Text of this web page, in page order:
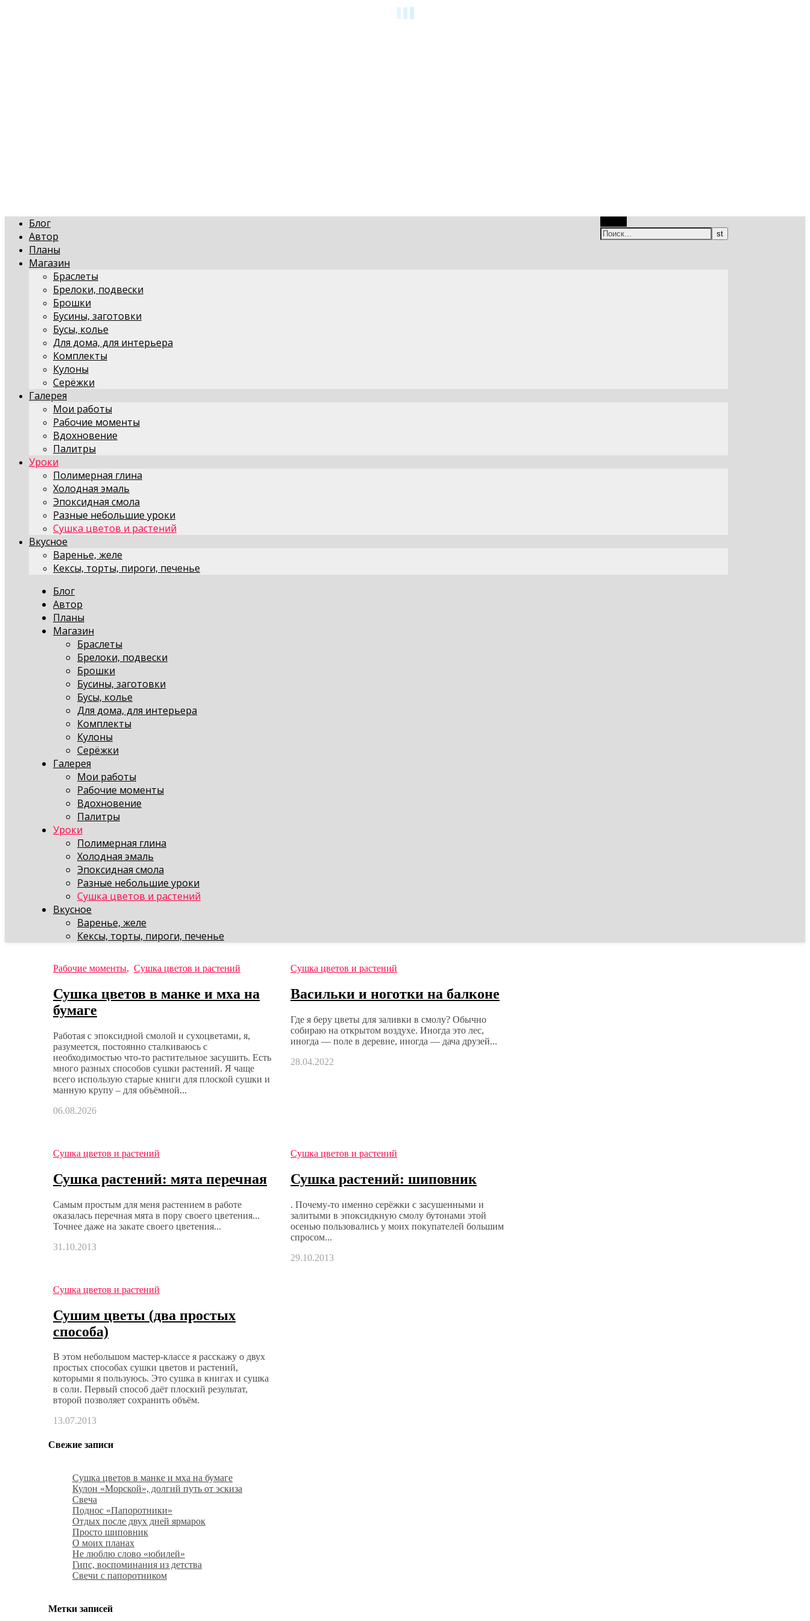
Блог
Автор
Планы
Магазин
Браслеты
Брелоки, подвески
Брошки
Бусины, заготовки
Бусы, колье
Для дома, для интерьера
Комплекты
Кулоны
Серёжки
Галерея
Мои работы
Рабочие моменты
Вдохновение
Палитры
Уроки
Полимерная глина
Холодная эмаль
Эпоксидная смола
Разные небольшие уроки
Сушка цветов и растений
Вкусное
Варенье, желе
Кексы, торты, пироги, печенье
Блог
Автор
Планы
Магазин
Браслеты
Брелоки, подвески
Брошки
Бусины, заготовки
Бусы, колье
Для дома, для интерьера
Комплекты
Кулоны
Серёжки
Галерея
Мои работы
Рабочие моменты
Вдохновение
Палитры
Уроки
Полимерная глина
Холодная эмаль
Эпоксидная смола
Разные небольшие уроки
Сушка цветов и растений
Вкусное
Варенье, желе
Кексы, торты, пироги, печенье
Рабочие моменты, Сушка цветов и растений
Сушка цветов в манке и мха на
бумаге
Работая с эпоксидной смолой и сухоцветами, я,
разумеется, постоянно сталкиваюсь с
необходимостью что-то растительное засушить. Есть
много разных способов сушки растений. Я чаще
всего использую старые книги для плоской сушки и
манную крупу – для объёмной...
06.08.2026
Сушка цветов и растений
Васильки и ноготки на балконе
Где я беру цветы для заливки в смолу? Обычно
собираю на открытом воздухе. Иногда это лес,
иногда — поле в деревне, иногда — дача друзей...
28.04.2022
Сушка цветов и растений
Сушка растений: мята перечная
Самым простым для меня растением в работе
оказалась перечная мята в пору своего цветения...
Точнее даже на закате своего цветения...
31.10.2013
Сушка цветов и растений
Сушка растений: шиповник
. Почему-то именно серёжки с засушенными и
залитыми в эпоксидкную смолу бутонами этой
осенью пользовались у моих покупателей большим
спросом...
29.10.2013
Сушка цветов и растений
Сушим цветы (два простых
способа)
В этом небольшом мастер-классе я расскажу о двух
простых способах сушки цветов и растений,
которыми я пользуюсь. Это сушка в книгах и сушка
в соли. Первый способ даёт плоский результат,
второй позволяет сохранить объём.
13.07.2013
Свежие записи
Сушка цветов в манке и мха на бумаге
Кулон «Морской», долгий путь от эскиза
Свеча
Поднос «Папоротники»
Отдых после двух дней ярмарок
Просто шиповник
О моих планах
Не люблю слово «юбилей»
Гипс, воспоминания из детства
Свечи с папоротником
Метки записей